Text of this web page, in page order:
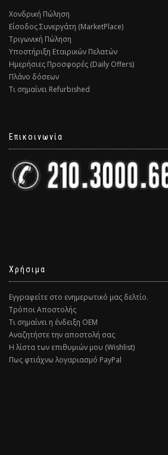
Χονδρική Πώληση
Είσοδος Συνεργάτη (MarketPlace)
Τριγωνική Πώληση
Υποστήριξη Εταιρικών Πελατών
Ημερήσιες Προσφορές (Daily Offers)
Πλάνο δόσεων
Τι σημαίνει Refurbished
Επικοινωνία
Χρήσιμα
Εγγραφείτε στο ενημερωτικό μας δελτίο.
Τρόποι Αποστολής
Τι σημαίνει η ένδειξη ΟΕΜ
Αναζητήστε την αποστολή σας
Η λίστα των επιθυμιών μου (Wishlist)
Πως φτιάχνω λογαριασμό PayPal